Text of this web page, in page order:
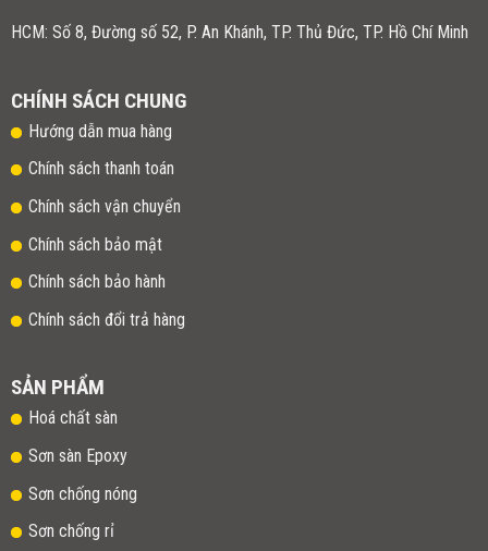
HCM: Số 8, Đường số 52, P. An Khánh, TP. Thủ Đức, TP. Hồ Chí Minh
CHÍNH SÁCH CHUNG
Hướng dẫn mua hàng
Chính sách thanh toán
Chính sách vận chuyển
Chính sách bảo mật
Chính sách bảo hành
Chính sách đổi trả hàng
SẢN PHẨM
Hoá chất sàn
Sơn sàn Epoxy
Sơn chống nóng
Sơn chống rỉ